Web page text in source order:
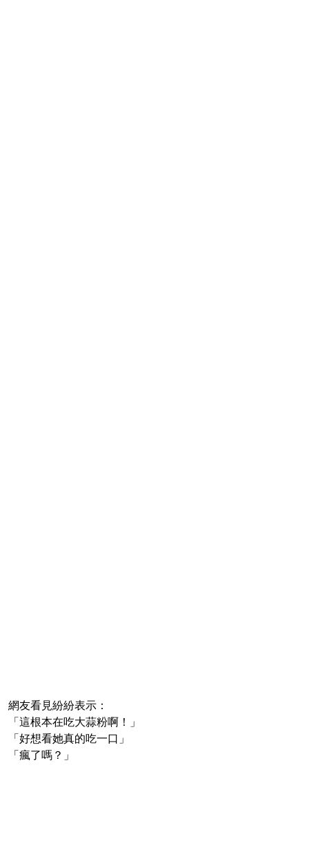
網友看見紛紛表示：
「這根本在吃大蒜粉啊！」
「好想看她真的吃一口」
「瘋了嗎？」